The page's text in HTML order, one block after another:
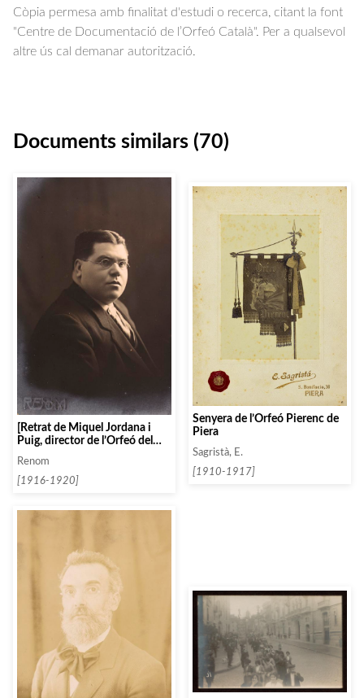
Còpia permesa amb finalitat d'estudi o recerca, citant la font
"Centre de Documentació de l’Orfeó Català". Per a qualsevol
altre ús cal demanar autorització.
Documents similars (70)
[Retrat de Miquel Jordana i
Puig, director de l’Orfeó del
Renom
[1916-1920]
Senyera de l’Orfeó Pierenc de
Piera
Sagristà, E.
[1910-1917]